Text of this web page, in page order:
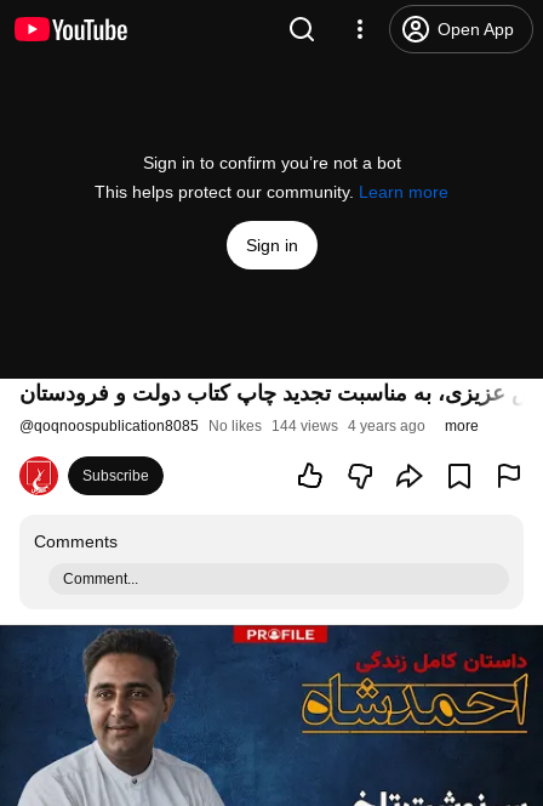
Open App
Sign in to confirm you’re not a bot
This helps protect our community. Learn more
Sign in
عزیزی، به مناسبت تجدید چاپ کتاب دولت و فرودستان
@qoqnoospublication8085 No likes 144 views 4 years ago more
Subscribe
Comments
Comment...